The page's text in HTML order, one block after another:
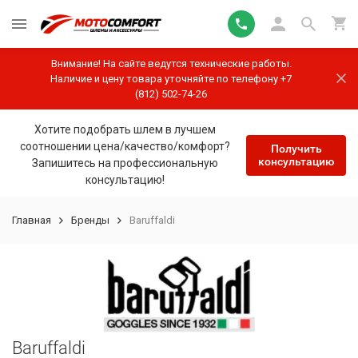
Внимание! На сайте ведутся технические работы.
Наличие и цену товара уточняйте по телефону +7
(812) 502-74-26
Хотите подобрать шлем в лучшем
соотношении цена/качество/комфорт?
Запишитесь на профессиональную
консультацию!
Получить
консультацию
Главная Бренды Baruffaldi
Baruffaldi